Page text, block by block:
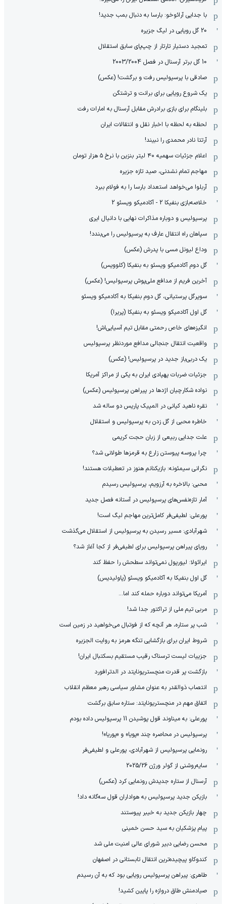
با جدایی آرائوخو: بارسا به دنبال بمب جدید!
20 گل رویایی در لیگ جزیره
تمجید دستیار تارتار از چپ‌پای سابق استقلال
10 گل برتر آرسنال در فصل 2003/2004
صادقی با پرسپولیس رفت و برگشت! (عکس)
یک شروع رویایی برای برانت و ترشتگن
بلینگام برای بازی برادرش مقابل آرسنال به امارات رفت
لحظه به لحظه با اخبار نقل و انتقالات ایران
آرتتا نادر محمدی را نبیند!
اعلام جزئیات سهمیه ۴۰ لیتر بنزین با نرخ ۵ هزار تومان
مهاجم تمام نشدنی، صید تازه جزیره
آربلوا می‌خواهد استعداد بارسا را به فولام ببرد
خلاصه‌بازی بنفیکا 2 - آکادمیکو ویسئو 2
پرسپولیس و دوباره مذاکرات نهایی با دانیال ایری
سپاهان راه انتقال عارف به پرسپولیس را می‌بندد!
وداع لیونل مسی با پدرش (عکس)
گل دوم آکادمیکو ویسئو به بنفیکا (کلوویس)
آخرین فریم از مدافع ملی‌پوش پرسپولیس! (عکس)
سوپرگل پرستیانی، گل دوم بنفیکا به آکادمیکو ویسئو
گل اول آکادمیکو ویسئو به بنفیکا (پریرا)
انگیزه‌های خاص رحمتی مقابل تیم‌ آسیایی‌اش!
واقعیت انتقال جنجالی مدافع موردنظر پرسپولیس
یک دربی‌باز جدید در پرسپولیس! (عکس)
جزئیات ضربات پهپادی ایران به یکی از مراکز آمریکا
نواده شکارچیان اژدها در پیراهن پرسپولیس (عکس)
نقره ناهید کیانی در المپیک پاریس دو ساله شد
خاطره محبی از گل زدن به پرسپولیس و استقلال
علت جدایی ربیعی از زبان حجت کریمی
چرا پروسه پیوستن زارع به قرمزها طولانی شد؟
نگرانی سیمئونه: بازیکنانم هنوز در تعطیلات هستند!
محبی: بالاخره به آرزویم، پرسپولیس رسیدم
آمار تازه‌نفس‌های پرسپولیس در آستانه فصل جدید
پورعلی: لطیفی‌فر کامل‌ترین مهاجم لیگ است!
شهرآبادی: مسیر رسیدن به پرسپولیس از استقلال می‌گذشت
رویای پیراهن پرسپولیس برای لطیفی‌فر از کجا آغاز شد؟
ایرائولا: لیورپول نمی‌تواند سطحش را حفظ کند
گل اول بنفیکا به آکادمیکو ویسئو (پاولیدیس)
آمریکا می‌تواند دوباره حمله کند اما...
مربی تیم ملی از تراکتور جدا شد!
شب پر ستاره، هر آنچه که از فوتبال می‌خواهید در زمین است
شروط ایران برای بازگشایی تنگه هرمز به روایت الجزیره
جزییات لیست ترسناک رقیب مستقیم بسکتبال ایران!
بازگشت پر قدرت منچستریونایتد در الدترافورد
انتصاب ذوالقدر به عنوان مشاور سیاسی رهبر معظم انقلاب
اتفاق مهم در منچستریونایتد: ستاره سابق برگشت
پورعلی: به میناوند قول پوشیدن 11 پرسپولیس داده بودم
پرسپولیس در محاصره چند «پویا» و «پوریا»!
رونمایی پرسپولیس از شهرآبادی، پورعلی و لطیفی‌فر
سایه‌روشنی از گولر ورژن 2025/26
آرسنال از ستاره جدیدش رونمایی کرد (عکس)
بازیکن جدید پرسپولیس به هواداران قول سه‌گانه داد!
چهار بازیکن جدید به خیبر پیوستند
پیام پزشکیان به سید حسن خمینی
محسن رضایی دبیر شورای عالی امنیت ملی شد
کندوکاو پیچیده‌ترین انتقال تابستانی در اصفهان
طاهری: پیراهن پرسپولیس رویایی بود که به آن رسیدم
صیادمنش طاق دروازه را پایین کشید!